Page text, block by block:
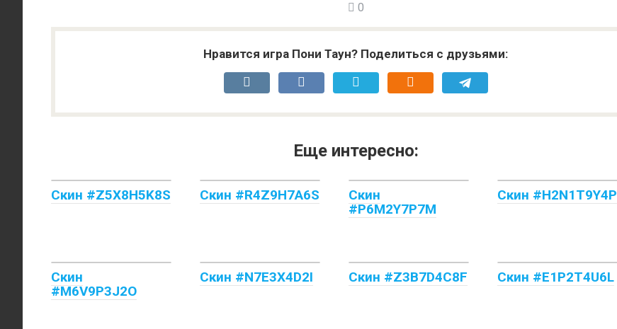
0
Нравится игра Пони Таун? Поделиться с друзьями:
Еще интересно:
Скин #Z5X8H5K8S Скин #R4Z9H7A6S
Скин
#P6M2Y7P7M
Скин #H2N1T9Y4P
Скин
#M6V9P3J2O
Скин #N7E3X4D2I Скин #Z3B7D4C8F Скин #E1P2T4U6L